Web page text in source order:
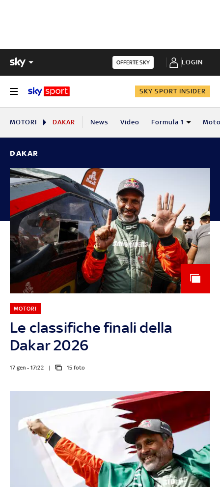
OFFERTE SKY LOGIN
SKY SPORT INSIDER
MOTORI DAKAR News Video Formula 1
DAKAR
Le classifiche finali della
Dakar 2026
MOTORI
17 gen - 17:22 15 foto